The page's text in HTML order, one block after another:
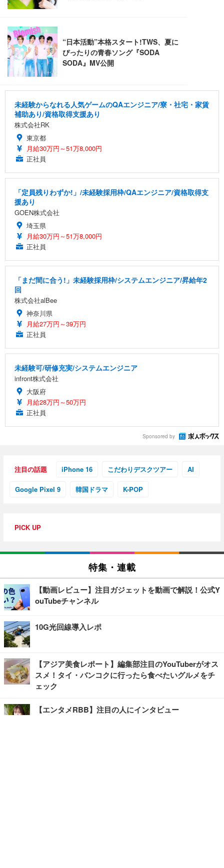
未経験からなれる人気ゲームのQAエンジニア/寮・社宅・家賃
補助あり/資格取得支援あり
株式会社RK
東京都
月給30万円～51万8,000円
正社員
「定員残りわずか!」/未経験採用枠/QAエンジニア/資格取得支
援あり
GOEN株式会社
埼玉県
月給30万円～51万8,000円
正社員
「まだ間に合う!」未経験採用枠/システムエンジニア/昇給年2
回
株式会社alBee
神奈川県
月給27万円～39万円
正社員
未経験可/研修充実/システムエンジニア
infront株式会社
大阪府
月給28万円～50万円
正社員
Sponsored by
注目の話題 iPhone 16 こだわりデスクツアー AI
Google Pixel 9 韓国ドラマ K-POP
PICK UP
特集・連載
【動画レビュー】注目ガジェットを動画で解説！公式Y
ouTubeチャンネル
10G光回線導入レポ
【アジア美食レポート】編集部注目のYouTuberがオス
スメ！タイ・バンコクに行ったら食べたいグルメをチ
ェック
【エンタメRBB】注目の人にインタビュー